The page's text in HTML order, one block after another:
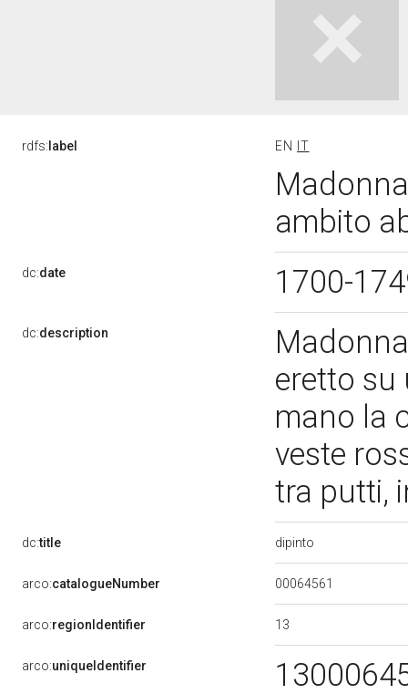
rdfs: label EN IT
ambito
dc:date 1700-
dc:description
eretto su
mano la
veste
tra putti,
dc:title dipinto
arco:catalogueNumber 00064561
arco:regionIdentifier 13
arco:uniqueIdentifier